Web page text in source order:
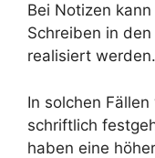
Bei Notizen
Schreiben in
realisiert werden.
In solchen
schriftlich
haben eine